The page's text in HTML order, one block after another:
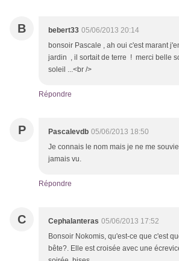
B bebert33 05/06/2013 20:14
bonsoir Pascale , ah oui c'est marant
jardin , il sortait de terre ! merci belle
soleil ...<br />
Répondre
P Pascalevdb 05/06/2013 18:50
Je connais le nom mais je ne me
jamais vu.
Répondre
C Cephalanteras 05/06/2013 17:52
Bonsoir Nokomis, qu'est-ce que c'est
bête?. Elle est croisée avec une